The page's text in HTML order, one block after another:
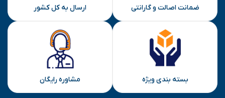
ضمانت اصالت و گارانتی ارسال به کل کشور
بسته بندی ویژه مشاوره رایگان